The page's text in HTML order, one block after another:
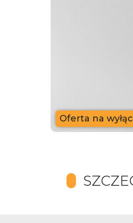
Oferta na